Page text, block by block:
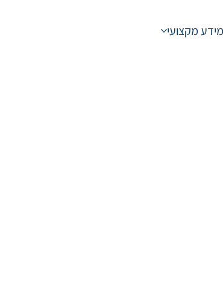
מידע מקצועי